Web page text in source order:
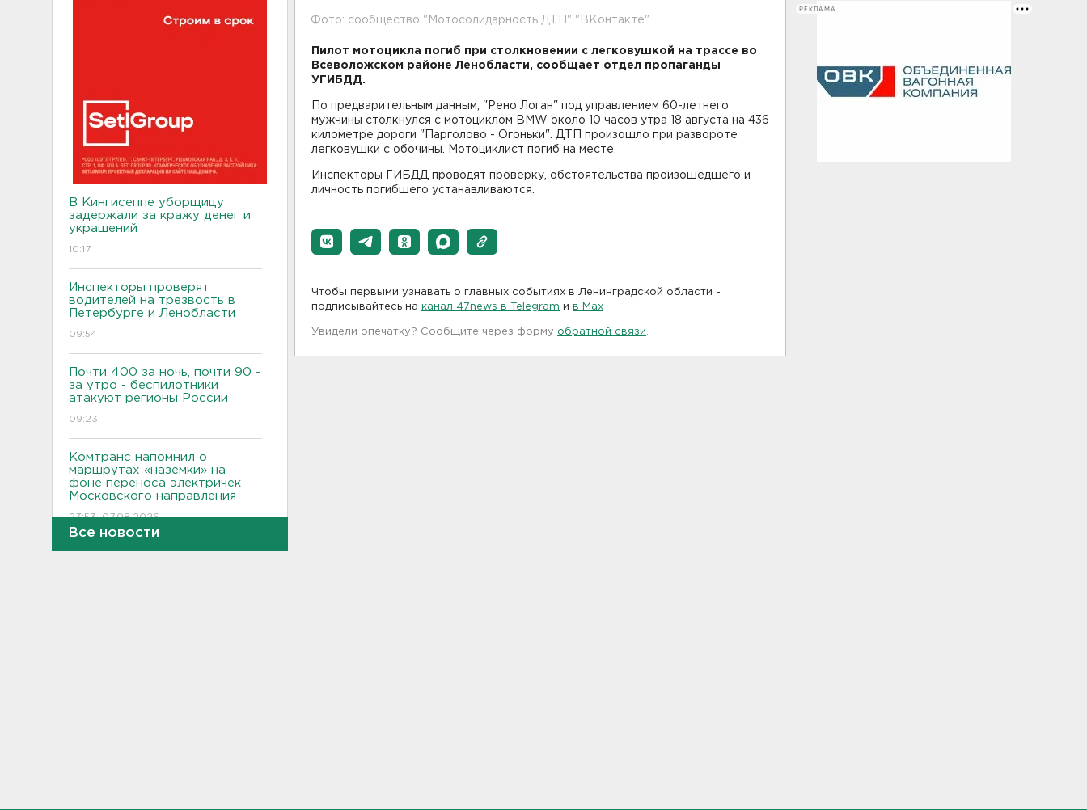
В Кингисеппе уборщицу
задержали за кражу денег и
украшений
10:17
Инспекторы проверят
водителей на трезвость в
Петербурге и Ленобласти
09:54
Почти 400 за ночь, почти 90 -
за утро - беспилотники
атакуют регионы России
09:23
Комтранс напомнил о
маршрутах «наземки» на
фоне переноса электричек
Московского направления
23:53, 07.08.2026
Все новости
Фото: сообщество "Мотосолидарность ДТП" "ВКонтакте"
Пилот мотоцикла погиб при столкновении с легковушкой на трассе во
Всеволожском районе Ленобласти, сообщает отдел пропаганды
УГИБДД.
По предварительным данным, "Рено Логан" под управлением 60-летнего
мужчины столкнулся с мотоциклом BMW около 10 часов утра 18 августа на 436
километре дороги "Парголово - Огоньки". ДТП произошло при развороте
легковушки с обочины. Мотоциклист погиб на месте.
Инспекторы ГИБДД проводят проверку, обстоятельства произошедшего и
личность погибшего устанавливаются.
Чтобы первыми узнавать о главных событиях в Ленинградской области -
подписывайтесь на канал 47news в Telegram и в Maх
Увидели опечатку? Сообщите через форму обратной связи
РЕКЛАМА